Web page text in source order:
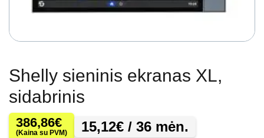
Shelly sieninis ekranas XL,
sidabrinis
386,86€
(Kaina su PVM) 15,12€ / 36 mėn.